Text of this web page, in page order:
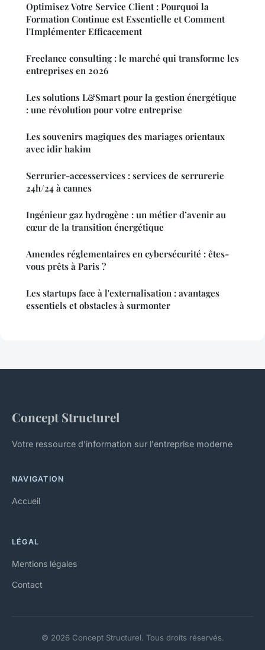
Optimisez Votre Service Client : Pourquoi la
Formation Continue est Essentielle et Comment
l'Implémenter Efficacement
Freelance consulting : le marché qui transforme les
entreprises en 2026
Les solutions L&Smart pour la gestion énergétique
: une révolution pour votre entreprise
Les souvenirs magiques des mariages orientaux
avec idir hakim
Serrurier-accesservices : services de serrurerie
24h/24 à cannes
Ingénieur gaz hydrogène : un métier d’avenir au
cœur de la transition énergétique
Amendes réglementaires en cybersécurité : êtes-
vous prêts à Paris ?
Les startups face à l'externalisation : avantages
essentiels et obstacles à surmonter
Concept Structurel
Votre ressource d'information sur l'entreprise moderne
NAVIGATION
Accueil
LÉGAL
Mentions légales
Contact
© 2026 Concept Structurel. Tous droits réservés.